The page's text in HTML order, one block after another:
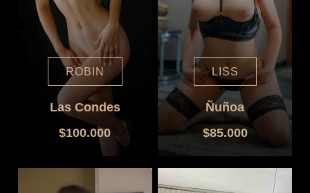
ROBIN
Las Condes
$100.000
LISS
Ñuñoa
$85.000